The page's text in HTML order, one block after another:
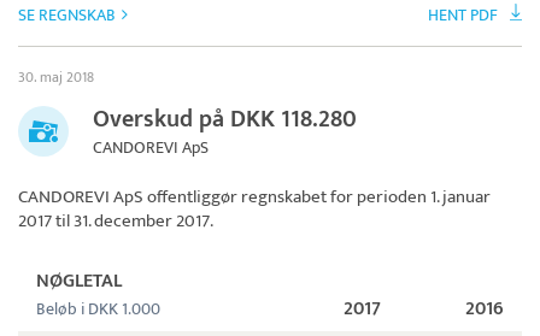
SE REGNSKAB HENT PDF
30. maj 2018
Overskud på DKK 118.280
CANDOREVI ApS
CANDOREVI ApSoffentliggør regnskabet for perioden 1. januar
2017 til 31. december 2017.
NØGLETAL
Beløb i DKK 1.000 2017 2016